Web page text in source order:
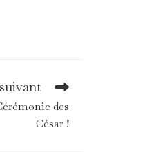
des
César !